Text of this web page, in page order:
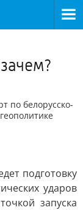
по белорусско-
подготовку
ударов
запуска